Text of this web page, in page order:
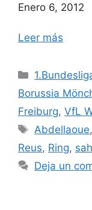
Enero 6, 2012
Leer más
Categorías
Borussia
Freiburg, VfL
Etiquetas
Abdellaoue,
Reus, Ring,
Deja un